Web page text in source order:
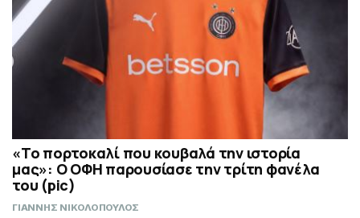
«Το πορτοκαλί που κουβαλά την ιστορία
μας»: Ο ΟΦΗ παρουσίασε την τρίτη φανέλα
του (pic)
ΓΙΑΝΝΗΣ ΝΙΚΟΛΟΠΟΥΛΟΣ